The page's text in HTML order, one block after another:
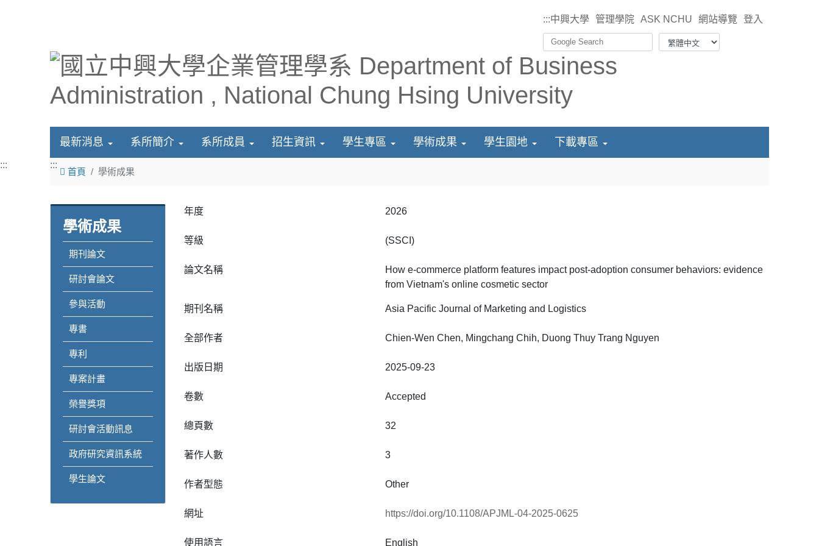
:::中興大學 管理學院 ASK NCHU 網站導覽 登入
最新消息 系所簡介 系所成員 招生資訊 學生專區 學術成果 學生園地 下載專區
::: :::
首頁 學術成果
學術成果
期刊論文
研討會論文
參與活動
專書
專利
專案計畫
榮譽獎項
研討會活動訊息
政府研究資訊系統
學生論文
年度 2026
等級 (SSCI)
論文名稱
How e-commerce platform features impact post-adoption consumer behaviors: evidence
from Vietnam's online cosmetic sector
期刊名稱 Asia Pacific Journal of Marketing and Logistics
全部作者 Chien-Wen Chen, Mingchang Chih, Duong Thuy Trang Nguyen
出版日期 2025-09-23
卷數 Accepted
總頁數 32
著作人數 3
作者型態 Other
網址 https://doi.org/10.1108/APJML-04-2025-0625
使用語言 English